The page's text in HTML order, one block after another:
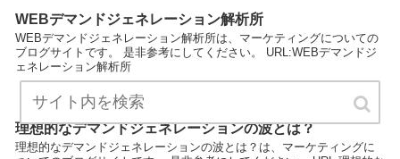
WEBデマンドジェネレーション解析所
WEBデマンドジェネレーション解析所は、マーケティングについての
ブログサイトです。 是非参考にしてください。 URL:WEBデマンドジ
ェネレーション解析所
理想的なデマンドジェネレーションの波とは？
理想的なデマンドジェネレーションの波とは？は、マーケティングに